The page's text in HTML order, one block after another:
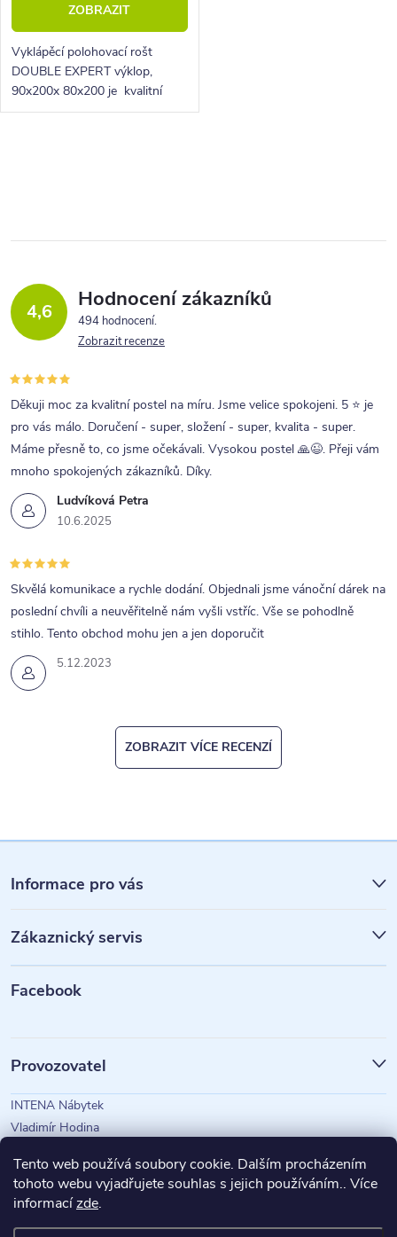
Tento web používá soubory cookie. Dalším procházením
tohoto webu vyjadřujete souhlas s jejich používáním.. Více
informacízde.
ZOBRAZIT
Vyklápěcí polohovací rošt
DOUBLE EXPERT výklop,
90x200x 80x200 je kvalitní
rošt s předním odklápěním
á
a
c
p
r
v
k
y
v
p
i
s
u
4,6 Hodnocení zákazníků
494 hodnocení
Zobrazit recenze
Ludvíková Petra
10.6.2025
Děkuji moc za kvalitní postel na míru. Jsme velice spokojeni. 5 ⭐ je
pro vás málo. Doručení - super, složení - super, kvalita - super.
Máme přesně to, co jsme očekávali. Vysokou postel 🙏😉. Přeji vám
mnoho spokojených zákazníků. Díky.
5.12.2023
Skvělá komunikace a rychle dodání. Objednali jsme vánoční dárek na
poslední chvíli a neuvěřitelně nám vyšli vstříc. Vše se pohodlně
stihlo. Tento obchod mohu jen a jen doporučit
ZOBRAZIT VÍCE RECENZÍ
á
p
a
Informace pro vás
Zákaznický servis
Facebook
Provozovatel
INTENA Nábytek
Vladimír Hodina